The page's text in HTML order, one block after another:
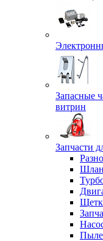
Запасные
витрин
Запчасти